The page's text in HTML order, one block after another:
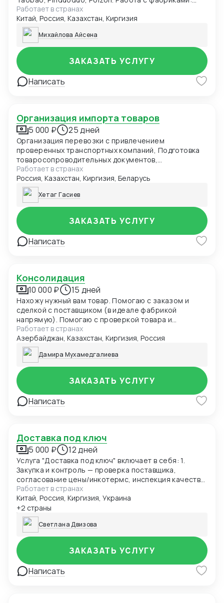
поиск производителей, проверка надёжности,
предоставление прямых контактов. Контроль
качества по запросу: проверка товара на складе с
фото- и видеофиксацией.
Работает в странах
Китай, Россия, Казахстан, Киргизия
Михайлова Айсена
Написать
ЗАКАЗАТЬ УСЛУГУ
Организация импорта товаров
5 000 ₽ 25 дней
Организация перевозки с привлечением
проверенных транспортных компаний, Подготовка
товаросопроводительных документов,
прохождение таможенного оформления в РФ и
станах участниц ЕАЭС, отслеживание перевозки
товара до доставки его получателем.
Работает в странах
Россия, Казахстан, Киргизия, Беларусь
Хетаг Гасиев
Написать
ЗАКАЗАТЬ УСЛУГУ
Консолидация
10 000 ₽ 15 дней
Нахожу нужный вам товар. Помогаю с заказом и
сделкой с поставщиком (в идеале фабрикой
напрямую). Помогаю с проверкой товара и
отгрузкой товара на склад транспортной компании.
Веду полностью сделку от поиска до отгрузки
товара клиенту.
Работает в странах
Азербайджан, Казахстан, Киргизия, Россия
Дамира Мухамедгалиева
Написать
ЗАКАЗАТЬ УСЛУГУ
Доставка под ключ
5 000 ₽ 12 дней
Услуга "Доставка под ключ" включает в себя: 1.
Закупка и контроль — проверка поставщика,
согласование цены/инкотермс, инспекция качества
на фабрике. 2. Экспедирование по Китаю — забор
груза с фабрики, доставка на склад консолидации,
упаковка, маркировка, хранение. 3. Таможенное
оформление в Китае — экспортная декларация,
уплата вывозных пошлин (если есть), регистрация
Честный знак. 4. Магистральная перевозка — море,
ж/д, авиа или авто до страны получателя. 5.
Импортное таможенное оформление — расчёт
пошлин, сборов, НДС, получение разрешений,
сертификатов. 6. Складская обработка при ввозе —
Работает в странах
Китай, Россия, Киргизия, Украина
+2 страны
Светлана Двизова
Написать
ЗАКАЗАТЬ УСЛУГУ